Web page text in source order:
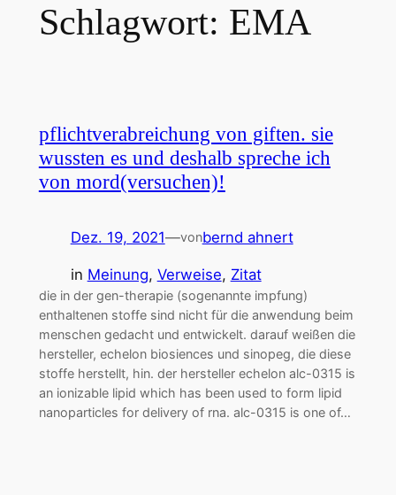
Schlagwort: EMA
pflichtverabreichung von giften. sie
wussten es und deshalb spreche ich
von mord(versuchen)!
Dez. 19, 2021—vonbernd ahnert
in Meinung, Verweise, Zitat
die in der gen-therapie (sogenannte impfung)
enthaltenen stoffe sind nicht für die anwendung beim
menschen gedacht und entwickelt. darauf weißen die
hersteller, echelon biosiences und sinopeg, die diese
stoffe herstellt, hin. der hersteller echelon alc-0315 is
an ionizable lipid which has been used to form lipid
nanoparticles for delivery of rna. alc-0315 is one of…